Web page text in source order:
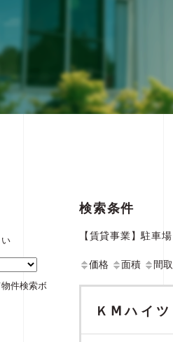
検索条件
【賃貸事業】駐車場
価格 面積 間取
ＫⅯハイ
件検索ボ